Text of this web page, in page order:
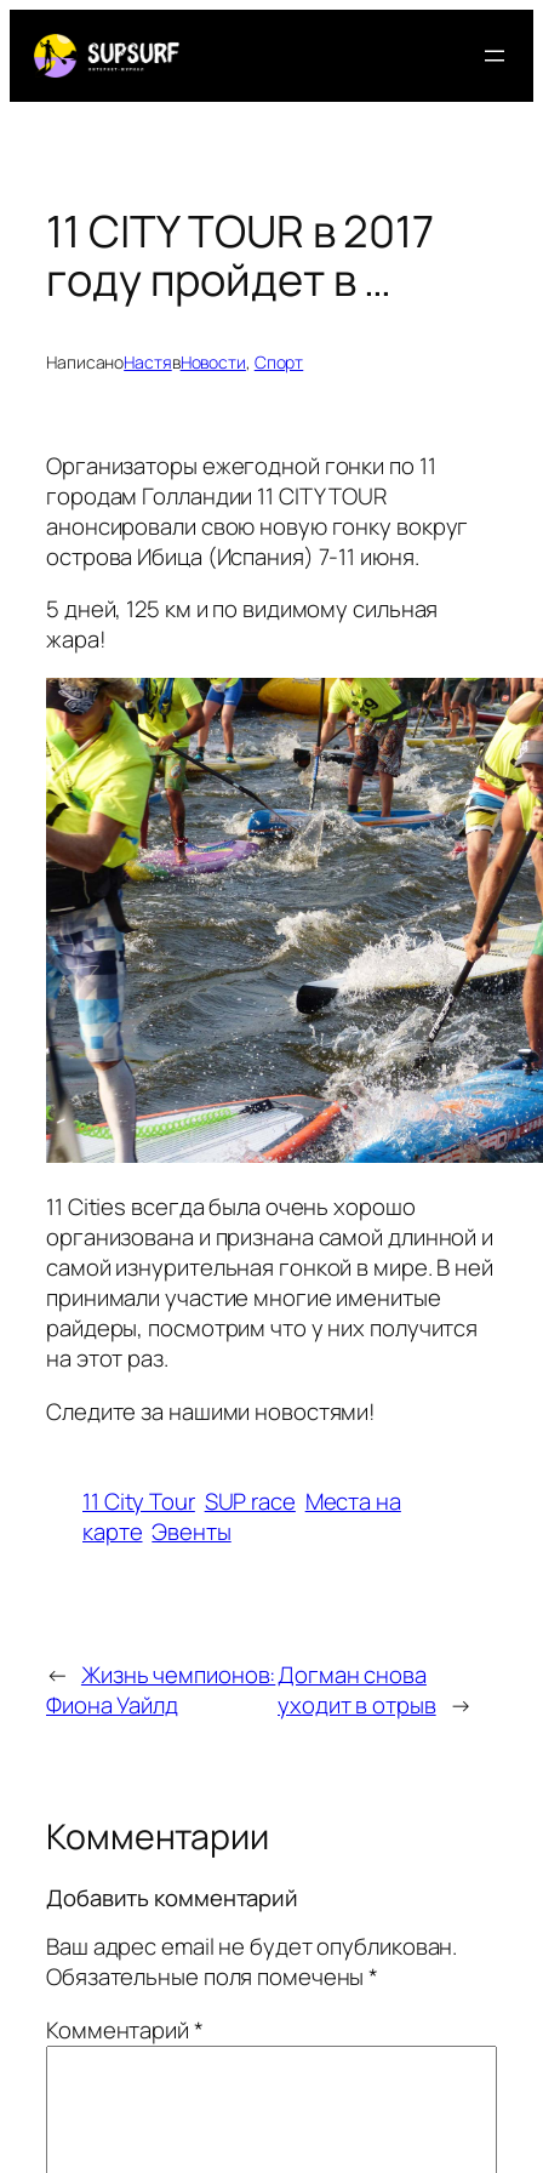
содержимому
11 CITY TOUR в 2017
году пройдет в …
НаписаноНастявНовости, Спорт
Организаторы ежегодной гонки по 11
городам Голландии 11 CITY TOUR
анонсировали свою новую гонку вокруг
острова Ибица (Испания) 7-11 июня.
5 дней, 125 км и по видимому сильная
жара!
11 Cities всегда была очень хорошо
организована и признана самой длинной и
самой изнурительная гонкой в мире. В ней
принимали участие многие именитые
райдеры, посмотрим что у них получится
на этот раз.
Следите за нашими новостями!
11 City Tour SUP race Места на
карте Эвенты
← Жизнь чемпионов:
Фиона Уайлд
Догман снова
уходит в отрыв →
Комментарии
Добавить комментарий
Ваш адрес email не будет опубликован.
Обязательные поля помечены*
Комментарий*